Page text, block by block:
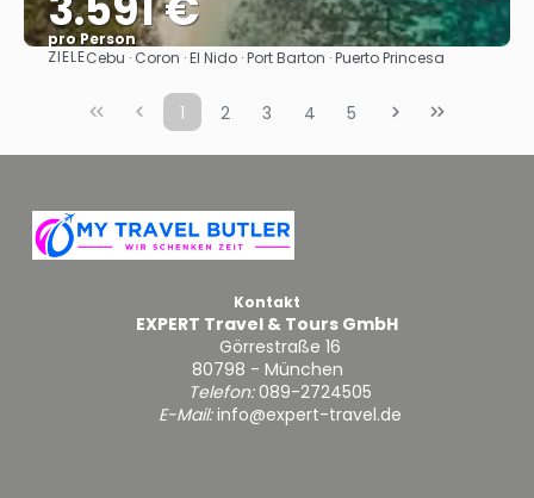
pro Person
Sehen
ZIELECebu · Coron · El Nido · Port Barton · Puerto Princesa
1 2 3 4 5
Kontakt
EXPERT Travel & Tours GmbH
Görrestraße 16
80798 - München
Telefon:089-2724505
E-Mail:info@expert-travel.de